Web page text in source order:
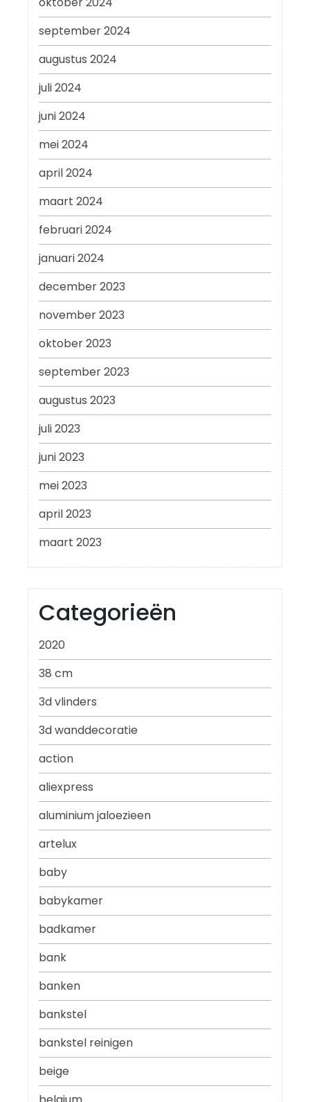
september 2024
augustus 2024
juli 2024
juni 2024
mei 2024
april 2024
maart 2024
februari 2024
januari 2024
december 2023
november 2023
oktober 2023
september 2023
augustus 2023
juli 2023
juni 2023
mei 2023
april 2023
maart 2023
Categorieën
2020
38 cm
3d vlinders
3d wanddecoratie
action
aliexpress
aluminium jaloezieen
artelux
baby
babykamer
badkamer
bank
banken
bankstel
bankstel reinigen
beige